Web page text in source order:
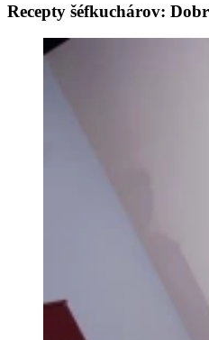
Recepty šéfkuchárov: